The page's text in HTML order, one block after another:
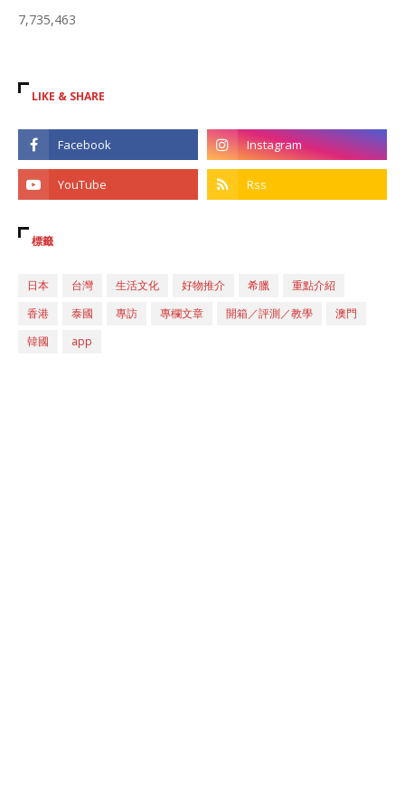
7,735,463
LIKE & SHARE
標籤
日本 台灣 生活文化 好物推介 希臘
重點介紹
香港
泰國 專訪 專欄文章 開箱／評測／教學
澳門
韓國
app